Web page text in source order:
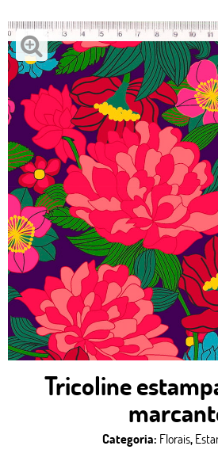
Tricoline
Categoria: Florais,